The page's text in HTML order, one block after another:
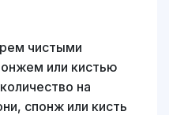
чистыми
или кистью
на
спонж или кисть